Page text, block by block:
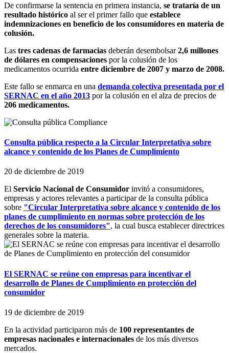
De confirmarse la sentencia en primera instancia, se trataría de un
resultado histórico al ser el primer fallo que establece
indemnizaciones en beneficio de los consumidores en materia de
colusión.
Las tres cadenas de farmacias deberán desembolsar2,6 millones
de dólares en compensaciones por la colusión de los
medicamentos ocurrida entre diciembre de 2007 y marzo de 2008.
Este fallo se enmarca en una demanda colectiva presentada por el
SERNAC en el año 2013 por la colusión en el alza de precios de
206 medicamentos.
Consulta pública respecto a la Circular Interpretativa sobre
alcance y contenido de los Planes de Cumplimiento
20 de diciembre de 2019
El Servicio Nacional de Consumidor invitó a consumidores,
empresas y actores relevantes a participar de la consulta pública
sobre "Circular Interpretativa sobre alcance y contenido de los
planes de cumplimiento en normas sobre protección de los
derechos de los consumidores", la cual busca establecer directrices
generales sobre la materia.
El SERNAC se reúne con empresas para incentivar el
desarrollo de Planes de Cumplimiento en protección del
consumidor
19 de diciembre de 2019
En la actividad participaron más de 100 representantes de
empresas nacionales e internacionales de los más diversos
mercados.